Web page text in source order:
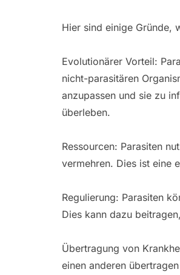
Hier sind einige Gründe,
Evolutionärer Vorteil:
nicht-parasitären
anzupassen und sie zu
überleben.
Ressourcen: Parasiten
vermehren. Dies ist eine
Regulierung: Parasiten
Dies kann dazu
Übertragung von
einen anderen